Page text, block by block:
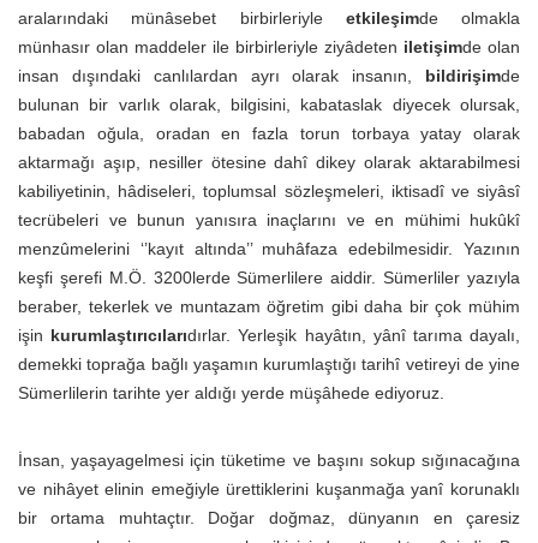
aralarındaki münâsebet birbirleriyle etkileşimde olmakla
münhasır olan maddeler ile birbirleriyle ziyâdeten iletişimde olan
insan dışındaki canlılardan ayrı olarak insanın, bildirişimde
bulunan bir varlık olarak, bilgisini, kabataslak diyecek olursak,
babadan oğula, oradan en fazla torun torbaya yatay olarak
aktarmağı aşıp, nesiller ötesine dahî dikey olarak aktarabilmesi
kabiliyetinin, hâdiseleri, toplumsal sözleşmeleri, iktisadî ve siyâsî
tecrübeleri ve bunun yanısıra inaçlarını ve en mühimi hukûkî
menzûmelerini ‘’kayıt altında’’ muhâfaza edebilmesidir. Yazının
keşfi şerefi M.Ö. 3200lerde Sümerlilere aiddir. Sümerliler yazıyla
beraber, tekerlek ve muntazam öğretim gibi daha bir çok mühim
işin kurumlaştırıcılarıdırlar. Yerleşik hayâtın, yânî tarıma dayalı,
demekki toprağa bağlı yaşamın kurumlaştığı tarihî vetireyi de yine
Sümerlilerin tarihte yer aldığı yerde müşâhede ediyoruz.
İnsan, yaşayagelmesi için tüketime ve başını sokup sığınacağına
ve nihâyet elinin emeğiyle ürettiklerini kuşanmağa yanî korunaklı
bir ortama muhtaçtır. Doğar doğmaz, dünyanın en çaresiz